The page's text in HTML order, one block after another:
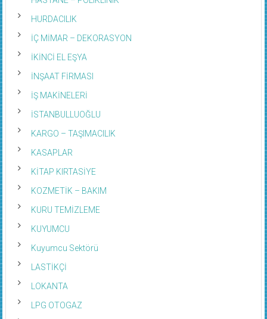
HURDACILIK
İÇ MİMAR – DEKORASYON
İKİNCİ EL EŞYA
İNŞAAT FİRMASI
İŞ MAKİNELERİ
İSTANBULLUOĞLU
KARGO – TAŞIMACILIK
KASAPLAR
KİTAP KIRTASİYE
KOZMETİK – BAKIM
KURU TEMİZLEME
KUYUMCU
Kuyumcu Sektörü
LASTİKÇİ
LOKANTA
LPG OTOGAZ